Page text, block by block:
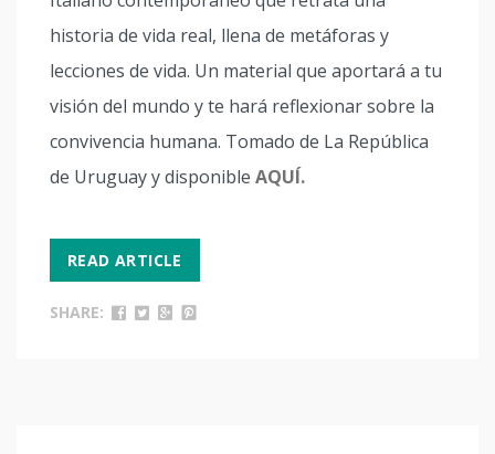
historia de vida real, llena de metáforas y
lecciones de vida. Un material que aportará a tu
visión del mundo y te hará reflexionar sobre la
convivencia humana. Tomado de La República
de Uruguay y disponible AQUÍ.
READ ARTICLE
SHARE: